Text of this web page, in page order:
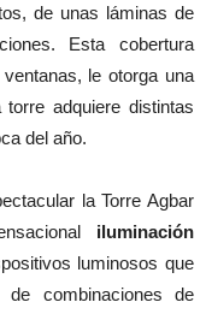
de unas láminas de
Esta cobertura
le otorga una
adquiere distintas
del año.
la Torre Agbar
iluminación
luminosos que
combinaciones de